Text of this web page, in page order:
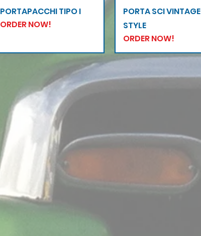
Vista rapida
PORTAPACCHI TIPO I
ORDER NOW!
Vista rapida
PORTA SCI VINTAGE
STYLE
ORDER NOW!